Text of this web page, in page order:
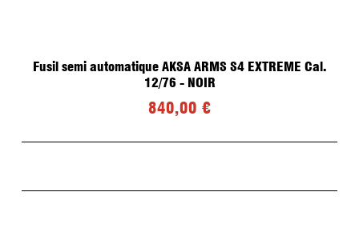
Fusil semi automatique AKSA ARMS S4 EXTREME Cal.
12/76 - NOIR
840,00 €